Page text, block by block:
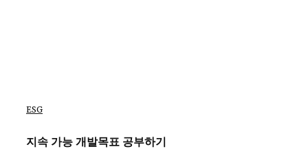
ESG
지속 가능 개발목표 공부하기